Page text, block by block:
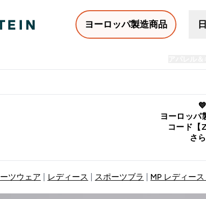
ヨーロッパ製造商品
ヨーロッパ
コード【
さ
ツウェア レディース スポーツブラ MP レディー